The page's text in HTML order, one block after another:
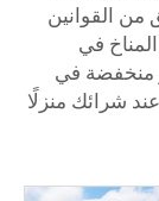
من القوانين
في
منخفضة في
شرائك منزلًا